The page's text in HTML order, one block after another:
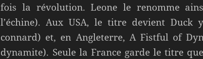
fois la révolution. Leone le renomme
l’échine). Aux USA, le titre devient Duck
connard) et, en Angleterre, A Fistful of
dynamite). Seule la France garde le titre